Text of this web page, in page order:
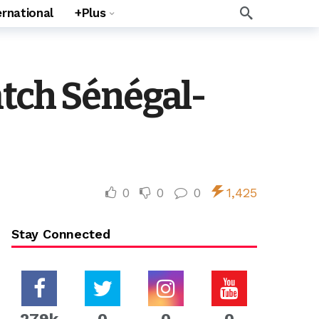
+Plus
Sénégal-
0 0 0 1,425
Stay Connected